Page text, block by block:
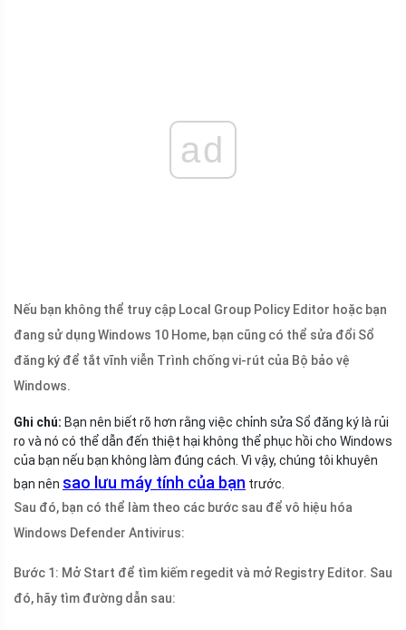
ad
Nếu bạn không thể truy cập Local Group Policy Editor hoặc bạn
đang sử dụng Windows 10 Home, bạn cũng có thể sửa đổi Sổ
đăng ký để tắt vĩnh viễn Trình chống vi-rút của Bộ bảo vệ
Windows.
Ghi chú: Bạn nên biết rõ hơn rằng việc chỉnh sửa Sổ đăng ký là rủi
ro và nó có thể dẫn đến thiệt hại không thể phục hồi cho Windows
của bạn nếu bạn không làm đúng cách. Vì vậy, chúng tôi khuyên
bạn nên sao lưu máy tính của bạn trước.
Sau đó, bạn có thể làm theo các bước sau để vô hiệu hóa
Windows Defender Antivirus:
Bước 1: Mở Start để tìm kiếm regedit và mở Registry Editor. Sau
đó, hãy tìm đường dẫn sau: